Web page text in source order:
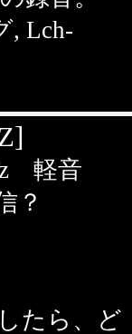
, Lch-
軽音
？
たら、ど